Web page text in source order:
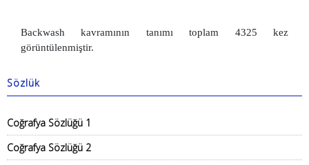
Backwash kavramının tanımı toplam 4325 kez
görüntülenmiştir.
Sözlük
Coğrafya Sözlüğü 1
Coğrafya Sözlüğü 2